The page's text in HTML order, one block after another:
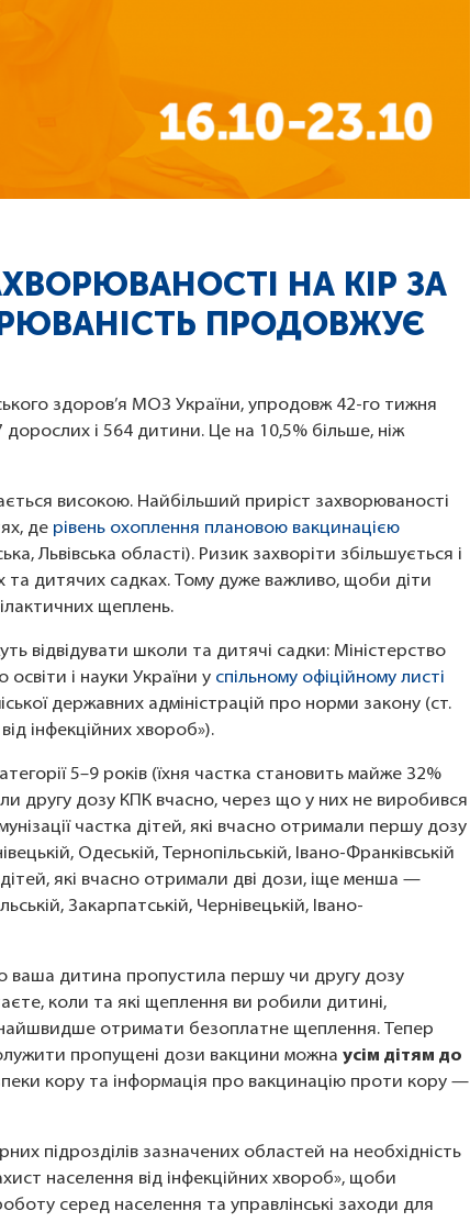
НА КІР ЗА
ПРОДОВЖУЄ
здоров’я МОЗ України, упродовж 42-го тижня
і 564 дитини. Це на 10,5% більше, ніж
високою. Найбільший приріст захворюваності
де рівень охоплення плановою вакцинацією
Львівська області). Ризик захворіти збільшується і
та дитячих садках. Тому дуже важливо, щоби діти
щеплень.
відвідувати школи та дитячі садки: Міністерство
і науки України у спільному офіційному листі
державних адміністрацій про норми закону (ст.
інфекційних хвороб»).
5–9 років (їхня частка становить майже 32%
другу дозу КПК вчасно, через що у них не виробився
частка дітей, які вчасно отримали першу дозу
Одеській, Тернопільській, Івано-Франківській
які вчасно отримали дві дози, іще менша —
Закарпатській, Чернівецькій, Івано-
ваша дитина пропустила першу чи другу дозу
коли та які щеплення ви робили дитині,
отримати безоплатне щеплення. Тепер
пропущені дози вакцини можна усім дітям до
кору та інформація про вакцинацію проти кору —
підрозділів зазначених областей на необхідність
населення від інфекційних хвороб», щоби
серед населення та управлінські заходи для